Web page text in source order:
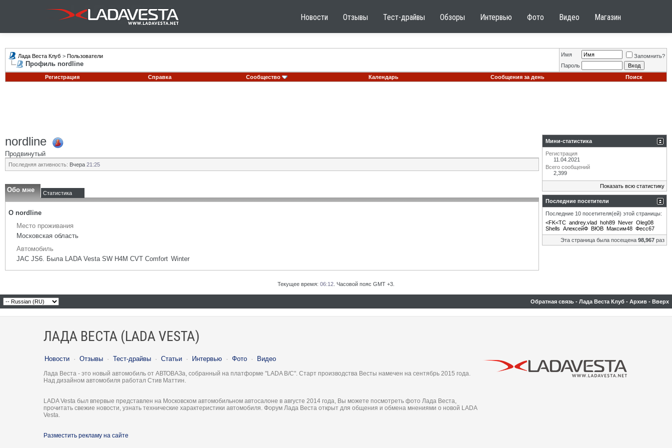
Новости Отзывы Тест-драйвы Обзоры Интервью Фото Видео Магазин
Лада Веста Клуб > Пользователи
Профиль nordline
Имя
Запомнить?
Пароль
Регистрация
Справка Сообщество Календарь Сообщения за день Поиск
nordline
Продвинутый
Последняя активность: Вчера 21:25
Обо мне Статистика
О nordline
Место проживания
Московская область
Автомобиль
JAC JS6. Была LADA Vesta SW H4M CVT Comfort Winter
Мини-статистика
Регистрация
11.04.2021
Всего сообщений
2,399
Показать всю статистику
Последние посетители
Последние 10 посетителя(ей) этой страницы:
<FK<TC andrey.vlad hoh89 Never Oleg08
Shells АлексейФ ВЮВ Максим48 Фесс67
Эта страница была посещена 98,967 раз
Текущее время: 06:12 . Часовой пояс GMT +3.
Обратная связь - Лада Веста Клуб - Архив - Вверх
ЛАДА ВЕСТА (LADA VESTA)
Новости · Отзывы · Тест-драйвы · Статьи · Интервью · Фото · Видео
Лада Веста - это новый автомобиль от АВТОВАЗа, собранный на платформе "LADA B/C". Старт производства Весты намечен на сентябрь 2015 года.
Над дизайном автомобиля работал Стив Маттин.
LADA Vesta был впервые представлен на Московском автомобильном автосалоне в августе 2014 года, Вы можете посмотреть фото Лада Веста,
прочитать свежие новости, узнать технические характеристики автомобиля. Форум Лада Веста открыт для общения и обмена мнениями о новой LADA
Vesta.
Разместить рекламу на сайте